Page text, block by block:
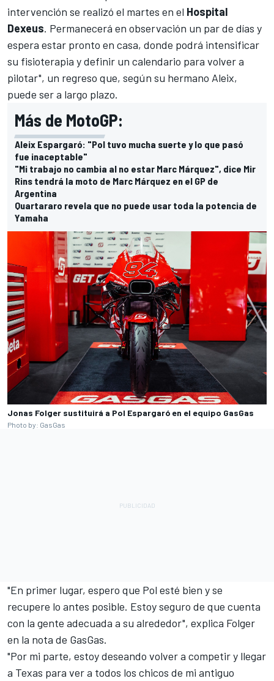
intervención se realizó el martes en el Hospital
Dexeus. Permanecerá en observación un par de días y
espera estar pronto en casa, donde podrá intensificar
su fisioterapia y definir un calendario para volver a
pilotar", un regreso que, según su hermano Aleix,
puede ser a largo plazo.
Más de MotoGP:
Aleix Espargaró: "Pol tuvo mucha suerte y lo que pasó
fue inaceptable"
"Mi trabajo no cambia al no estar Marc Márquez", dice Mir
Rins tendrá la moto de Marc Márquez en el GP de
Argentina
Quartararo revela que no puede usar toda la potencia de
Yamaha
Jonas Folger sustituirá a Pol Espargaró en el equipo GasGas
Photo by: GasGas
"En primer lugar, espero que Pol esté bien y se
recupere lo antes posible. Estoy seguro de que cuenta
con la gente adecuada a su alrededor", explica Folger
en la nota de GasGas.
"Por mi parte, estoy deseando volver a competir y llegar
a Texas para ver a todos los chicos de mi antiguo